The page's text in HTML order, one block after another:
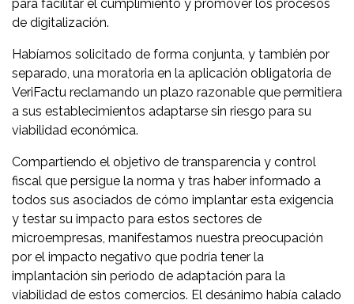
para facilitar el cumplimiento y promover los procesos
de digitalización.
Habíamos solicitado de forma conjunta, y también por
separado, una moratoria en la aplicación obligatoria de
VeriFactu reclamando un plazo razonable que permitiera
a sus establecimientos adaptarse sin riesgo para su
viabilidad económica.
Compartiendo el objetivo de transparencia y control
fiscal que persigue la norma y tras haber informado a
todos sus asociados de cómo implantar esta exigencia
y testar su impacto para estos sectores de
microempresas, manifestamos nuestra preocupación
por el impacto negativo que podría tener la
implantación sin periodo de adaptación para la
viabilidad de estos comercios. El desánimo había calado